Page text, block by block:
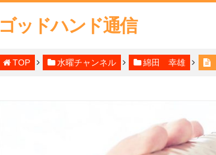
ゴッドハンド通信
TOP 水曜チャンネル 綿田 幸雄